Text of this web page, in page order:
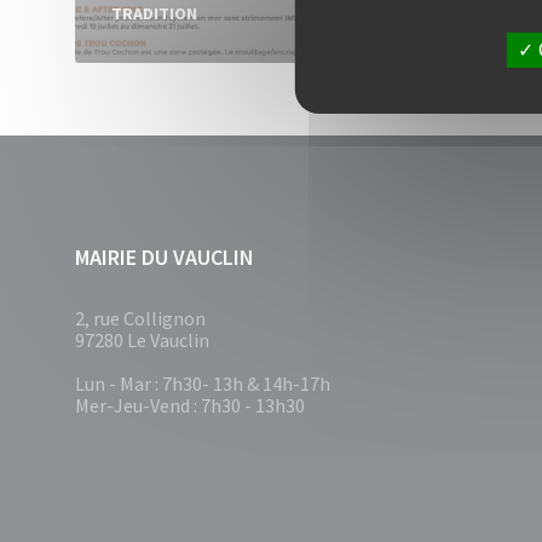
TRADITION
MAIRIE DU VAUCLIN
2, rue Collignon
97280 Le Vauclin
Lun - Mar : 7h30- 13h & 14h-17h
Mer-Jeu-Vend : 7h30 - 13h30